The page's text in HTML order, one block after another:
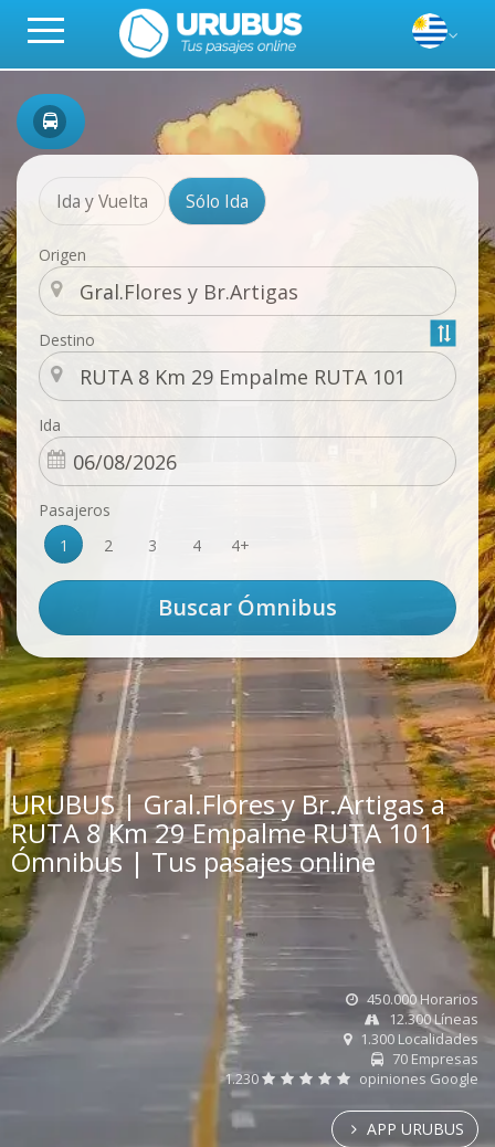
Ida y Vuelta Sólo Ida
Origen
Destino
Ida
Pasajeros
1
2 3 4 4+
URUBUS | Gral.Flores y Br.Artigas a
RUTA 8 Km 29 Empalme RUTA 101
Ómnibus | Tus pasajes online
450.000 Horarios
12.300 Líneas
1.300 Localidades
70 Empresas
1.230
opiniones Google
APP URUBUS